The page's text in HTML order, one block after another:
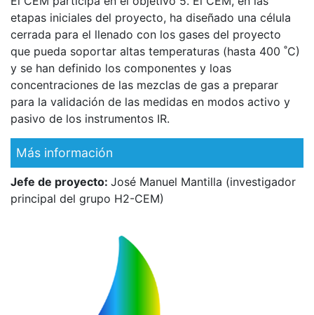
etapas iniciales del proyecto, ha diseñado una célula
cerrada para el llenado con los gases del proyecto
que pueda soportar altas temperaturas (hasta 400 ˚C)
y se han definido los componentes y loas
concentraciones de las mezclas de gas a preparar
para la validación de las medidas en modos activo y
pasivo de los instrumentos IR.
Más información
Jefe de proyecto: José Manuel Mantilla (investigador
principal del grupo H2-CEM)